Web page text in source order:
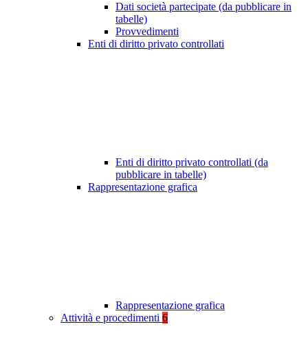
Dati società partecipate (da pubblicare in
tabelle)
Provvedimenti
Enti di diritto privato controllati
Enti di diritto privato controllati (da
pubblicare in tabelle)
Rappresentazione grafica
Rappresentazione grafica
Attività e procedimenti 6